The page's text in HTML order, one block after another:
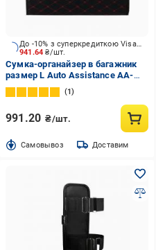
941.64₴/шт.
До -10% з суперкредиткою Visa Вигода
Сумка-органайзер в багажник
размер L Auto Assistance AA-
533BR черно-красный
1
991.20 ₴/шт.
Cамовывоз Доставим